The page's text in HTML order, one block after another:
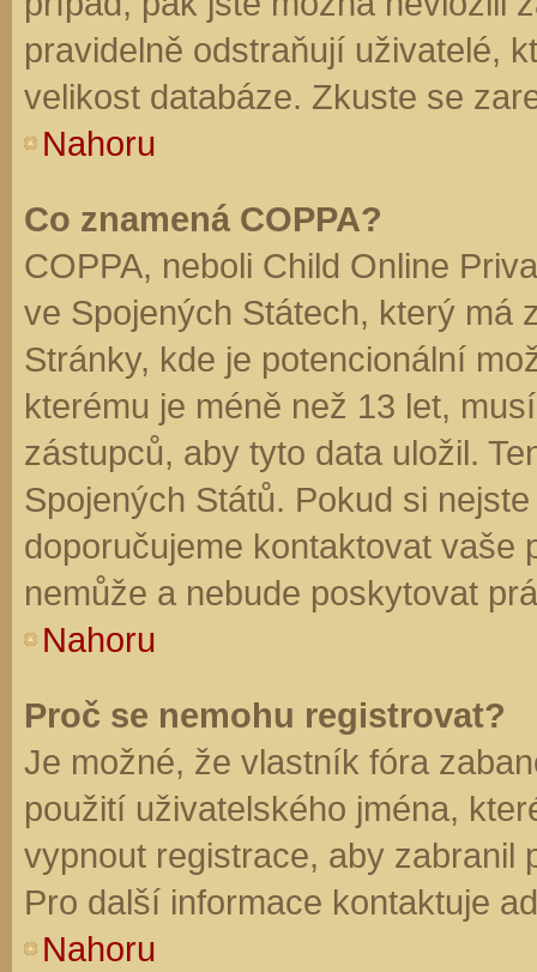
pravidelně odstraňují uživatelé,
velikost databáze. Zkuste se
Nahoru
Co znamená COPPA?
COPPA, neboli Child Online
ve Spojených Státech, který má
Stránky, kde je potencionální
kterému je méně než 13 let,
zástupců, aby tyto data uložil.
Spojených Států. Pokud si
doporučujeme kontaktovat vaše
nemůže a nebude poskytovat
Nahoru
Proč se nemohu registrovat?
Je možné, že vlastník fóra
použití uživatelského jména,
vypnout registrace, aby zabranil
Pro další informace kontaktuje
Nahoru